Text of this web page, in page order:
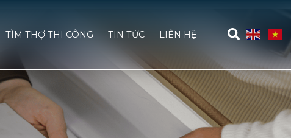
TÌM THỢ THI CÔNG TIN TỨC LIÊN HỆ